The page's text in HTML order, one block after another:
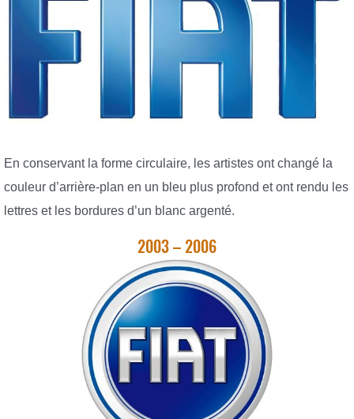
En conservant la forme circulaire, les artistes ont changé la
couleur d’arrière-plan en un bleu plus profond et ont rendu les
lettres et les bordures d’un blanc argenté.
2003 – 2006